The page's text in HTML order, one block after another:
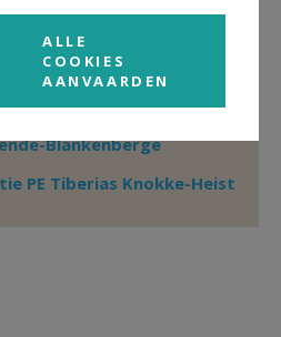
Hier vind je links naar de
op het boven-,
Oostende-Blankenberge
Blankenberge
PE Tiberias Knokke-Heist
ALLE
COOKIES
AANVAARDEN